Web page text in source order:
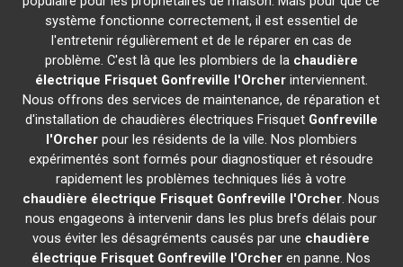
système fonctionne correctement, il est essentiel de
l'entretenir régulièrement et de le réparer en cas de
problème. C'est là que les plombiers de la chaudière
électrique Frisquet Gonfreville l'Orcherinterviennent.
Nous offrons des services de maintenance, de réparation et
d'installation de chaudières électriques Frisquet Gonfreville
l'Orcherpour les résidents de la ville. Nos plombiers
expérimentés sont formés pour diagnostiquer et résoudre
rapidement les problèmes techniques liés à votre
chaudière électrique Frisquet Gonfreville l'Orcher. Nous
nous engageons à intervenir dans les plus brefs délais pour
vous éviter les désagréments causés par une chaudière
électrique Frisquet Gonfreville l'Orcher en panne. Nos